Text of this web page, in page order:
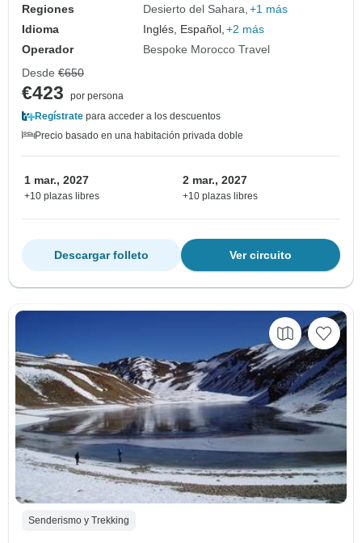
Regiones
Desierto del Sahara +1 más
Idioma
Inglés, Español, +2 más
Operador
Bespoke Morocco Travel
Desde €650
€423
por persona
Regístrate para acceder a los descuentos
Precio basado en una habitación privada doble
1 mar., 2027
+10 plazas libres
2 mar., 2027
+10 plazas libres
Ver circuito
Descargar folleto
Senderismo y Trekking